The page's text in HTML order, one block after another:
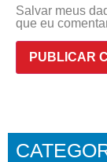
Salvar meus
que eu